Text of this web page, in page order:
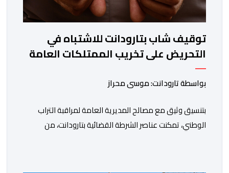
توقيف شاب بتارودانت للاشتباه في
التحريض على تخريب الممتلكات العامة
بواسطة تارودانت: موسى محراز
بتنسيق وثيق مع مصالح المديرية العامة لمراقبة التراب
الوطني، تمكنت عناصر الشرطة القضائية بتارودانت، من
خلفية دعوات للاحتجاج جرى تداولها عبر مواقع التواصل